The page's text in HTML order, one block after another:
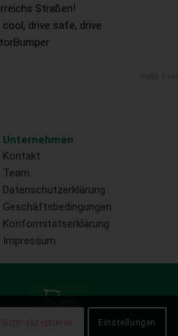
Straßen!
cool, drive safe, drive
Unternehmen
Kontakt
Team
Datenschutzerklärung
Geschäftsbedingungen
Konformitätserklärung
Impressum
Nicht akzeptieren Einstellungen